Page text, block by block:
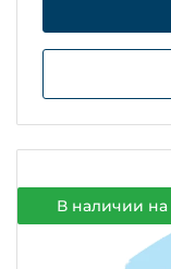
В наличии на